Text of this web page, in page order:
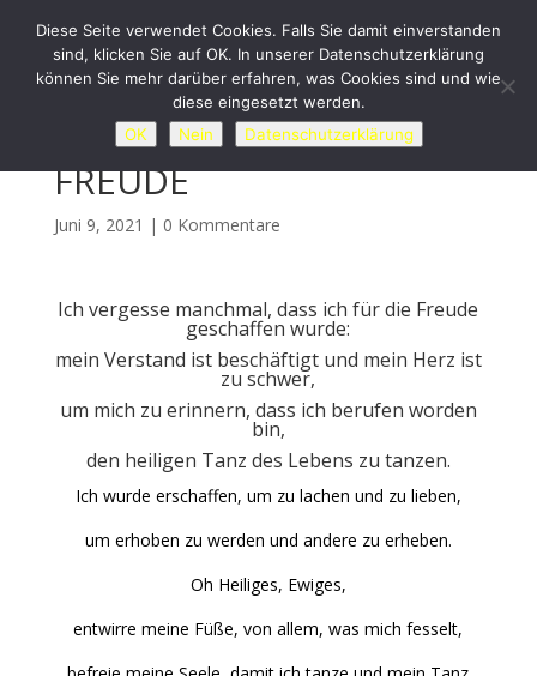
FREUDE
Juni 9, 2021 | 0 Kommentare
Ich vergesse manchmal, dass ich für die Freude
geschaffen wurde:
mein Verstand ist beschäftigt und mein Herz ist
zu schwer,
um mich zu erinnern, dass ich berufen worden
bin,
den heiligen Tanz des Lebens zu tanzen.
Ich wurde erschaffen, um zu lachen und zu lieben,
um erhoben zu werden und andere zu erheben.
Oh Heiliges, Ewiges,
entwirre meine Füße, von allem, was mich fesselt,
Diese Seite verwendet Cookies. Falls Sie damit einverstanden
sind, klicken Sie auf OK. In unserer Datenschutzerklärung
können Sie mehr darüber erfahren, was Cookies sind und wie
diese eingesetzt werden.
OK
Nein Datenschutzerklärung